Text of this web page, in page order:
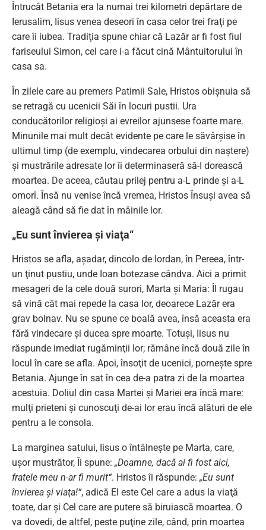
Întrucât Betania era la numai trei kilometri depărtare de
Ierusalim, Iisus venea deseori în casa celor trei fraţi pe
care îi iubea. Tradiţia spune chiar că Lazăr ar fi fost fiul
fariseului Simon, cel care i-a făcut cină Mântuitorului în
casa sa.
În zilele care au premers Patimii Sale, Hristos obişnuia să
se retragă cu ucenicii Săi în locuri pustii. Ura
conducătorilor religioşi ai evreilor ajunsese foarte mare.
Minunile mai mult decât evidente pe care le săvârşise în
ultimul timp (de exemplu, vindecarea orbului din naştere)
şi mustrările adresate lor îi determinaseră să-I dorească
moartea. De aceea, căutau prilej pentru a-L prinde şi a-L
omorî. Însă nu venise încă vremea, Hristos Însuşi avea să
aleagă când să fie dat în mâinile lor.
„Eu sunt învierea şi viaţa“
Hristos se afla, aşadar, dincolo de Iordan, în Pereea, într-
un ţinut pustiu, unde Ioan botezase cândva. Aici a primit
mesageri de la cele două surori, Marta şi Maria: Îl rugau
să vină cât mai repede la casa lor, deoarece Lazăr era
grav bolnav. Nu se spune ce boală avea, însă aceasta era
fără vindecare şi ducea spre moarte. Totuşi, Iisus nu
răspunde imediat rugăminţii lor; rămâne încă două zile în
locul în care se afla. Apoi, însoţit de ucenici, porneşte spre
Betania. Ajunge în sat în cea de-a patra zi de la moartea
acestuia. Doliul din casa Martei şi Mariei era încă mare:
mulţi prieteni şi cunoscuţi de-ai lor erau încă alături de ele
pentru a le consola.
La marginea satului, Iisus o întâlneşte pe Marta, care,
uşor mustrător, Îi spune: „Doamne, dacă ai fi fost aici,
fratele meu n-ar fi murit“. Hristos îi răspunde: „Eu sunt
învierea şi viaţa!“, adică El este Cel care a adus la viaţă
toate, dar şi Cel care are putere să biruiască moartea. O
va dovedi, de altfel, peste puţine zile, când, prin moartea